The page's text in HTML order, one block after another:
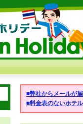
■弊社からメールが
■料金表のないホテ